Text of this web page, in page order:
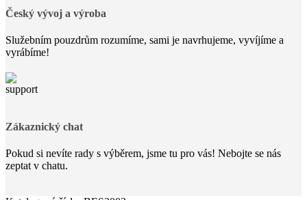
Český vývoj a výroba
Služebním pouzdrům rozumíme, sami je navrhujeme, vyvíjíme a
vyrábíme!
Zákaznický chat
Pokud si nevíte rady s výběrem, jsme tu pro vás! Nebojte se nás
zeptat v chatu.